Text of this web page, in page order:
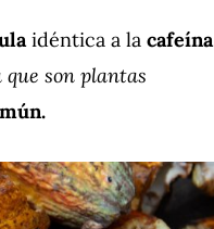
idéntica a la cafeína
que son plantas